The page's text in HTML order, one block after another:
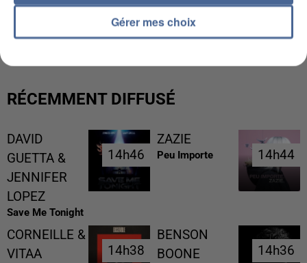
LES DONNÉES DE 300 000 CLIENTS DÉROBÉES À
INTERMARCHÉ APRÈS UNE...
RÉCEMMENT DIFFUSÉ
DAVID
GUETTA &
JENNIFER
LOPEZ
Save Me Tonight
14h46
14h46
ZAZIE
Peu Importe 14h44
14h44
CORNEILLE &
VITAA
14h38
14h38
BENSON
BOONE
14h36
14h36
Gérer mes choix